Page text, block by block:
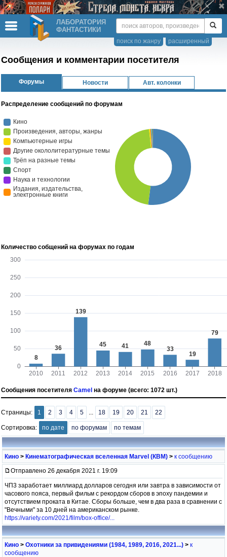
ЛАБОРАТОРИЯ
ФАНТАСТИКИ
расширенный
поиск по жанру
Сообщения и комментарии посетителя
Форумы Новости Авт. колонки
Распределение сообщений по форумам
Количество собщений на форумах по годам
Сообщения посетителя Camel на форуме (всего: 1072 шт.)
Страницы: 1 2 3 4 5 ... 18 19 20 21 22
Сортировка: по дате по форумам по темам
Кино > Кинематографическая вселенная Marvel (КВМ) > к сообщению
Отправлено 26 декабря 2021 г. 19:09
ЧП3 заработает миллиард долларов сегодня или завтра в зависимости от
часового пояса, первый фильм с рекордом сборов в эпоху пандемии и
отсутствием проката в Китае. Сборы больше, чем в два раза в сравнении с
"Вечными" за 10 дней на американском рынке.
https://variety.com/2021/film/box-office/...
Кино > Охотники за привидениями (1984, 1989, 2016, 2021...) > к
сообщению